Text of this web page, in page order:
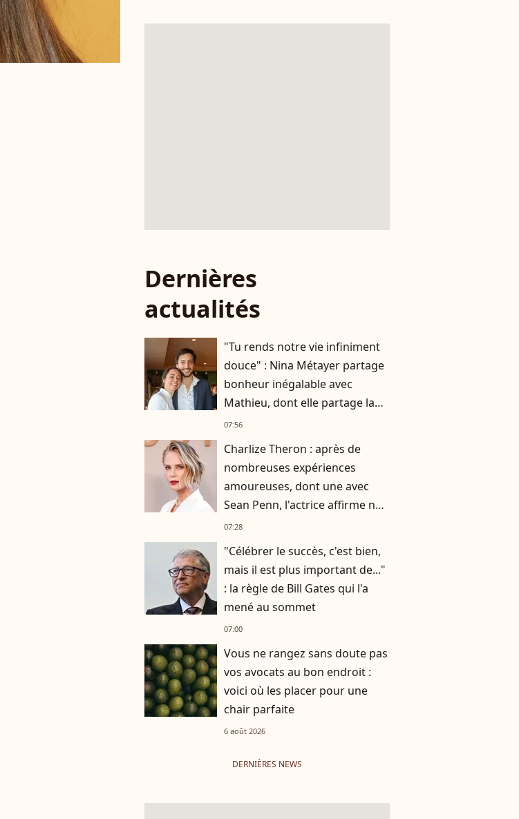
Dernières
actualités
"Tu rends notre vie infiniment
douce" : Nina Métayer partage
bonheur inégalable avec
Mathieu, dont elle partage la
vie depuis 10 ans
07:56
Charlize Theron : après de
nombreuses expériences
amoureuses, dont une avec
Sean Penn, l'actrice affirme ne
plus vouloir "vivre avec
07:28
"Célébrer le succès, c'est bien,
mais il est plus important de..."
: la règle de Bill Gates qui l'a
mené au sommet
07:00
Vous ne rangez sans doute pas
vos avocats au bon endroit :
voici où les placer pour une
chair parfaite
6 août 2026
DERNIÈRES NEWS